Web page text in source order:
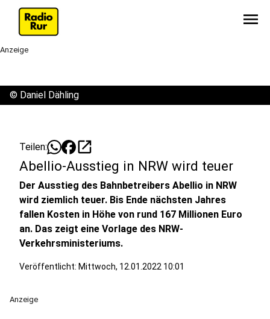
menu
Anzeige
© Daniel Dähling
Teilen: open_in_new
Abellio-Ausstieg in NRW wird teuer
Der Ausstieg des Bahnbetreibers Abellio in NRW
wird ziemlich teuer. Bis Ende nächsten Jahres
fallen Kosten in Höhe von rund 167 Millionen Euro
an. Das zeigt eine Vorlage des NRW-
Verkehrsministeriums.
Veröffentlicht: Mittwoch, 12.01.2022 10:01
Anzeige